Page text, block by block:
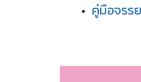
คู่มือจรร